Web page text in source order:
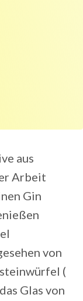
aus
Arbeit
Gin
von
(
Glas von